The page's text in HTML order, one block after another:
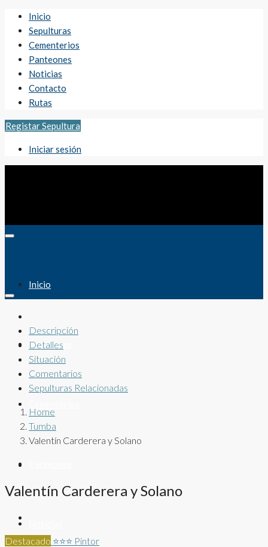
Inicio
Sepulturas
Cementerios
Panteones
Noticias
Contacto
Rutas
Registar Sepultura
Iniciar sesión
Inicio
Sepulturas
Descripción
Detalles
Situación
Comentarios
Sepulturas Relacionadas
Home
Tumba
Valentín Carderera y Solano
Valentín Carderera y Solano
Destacado ⭐⭐⭐ Pintor